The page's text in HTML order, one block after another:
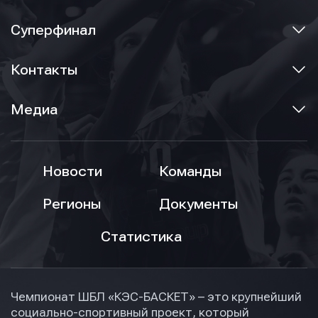
Суперфинал
Контакты
Медиа
Новости
Команды
Регионы
Документы
Статистика
Чемпионат ШБЛ «КЭС-БАСКЕТ» – это крупнейший
социально-спортивный проект, который